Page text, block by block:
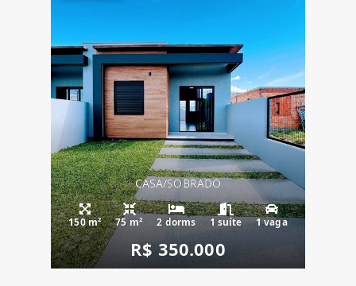
CASA/SOBRADO
150 m² 75 m² 2 dorms 1 suíte 1 vaga
R$ 350.000